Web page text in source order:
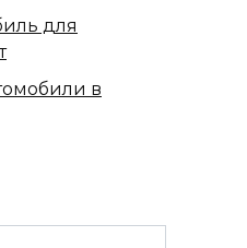
для
в